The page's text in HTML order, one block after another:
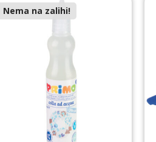
Nema na zalihi!